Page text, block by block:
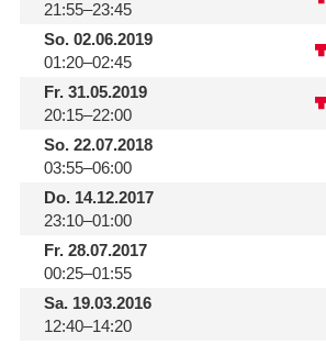
21:55–23:45
So.02.06.2019
01:20–02:45
Fr.31.05.2019
20:15–22:00
So.22.07.2018
03:55–06:00
Do.14.12.2017
23:10–01:00
Fr.28.07.2017
00:25–01:55
Sa.19.03.2016
12:40–14:20